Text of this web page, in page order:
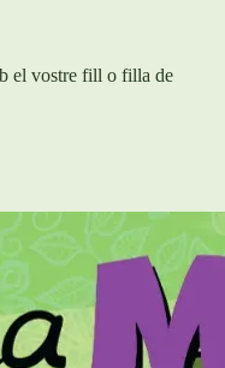
el vostre fill o filla de